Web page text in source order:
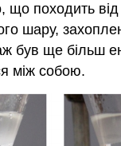
що походить від
шару,
був ще більш
між собою.